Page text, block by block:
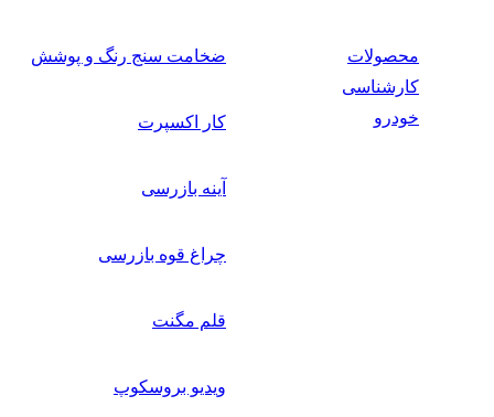
محصولات
کارشناسی
خودرو
ضخامت سنج رنگ و پوشش
کار اکسپرت
آینه بازرسی
چراغ قوه بازرسی
قلم مگنت
ویدیو بروسکوپ